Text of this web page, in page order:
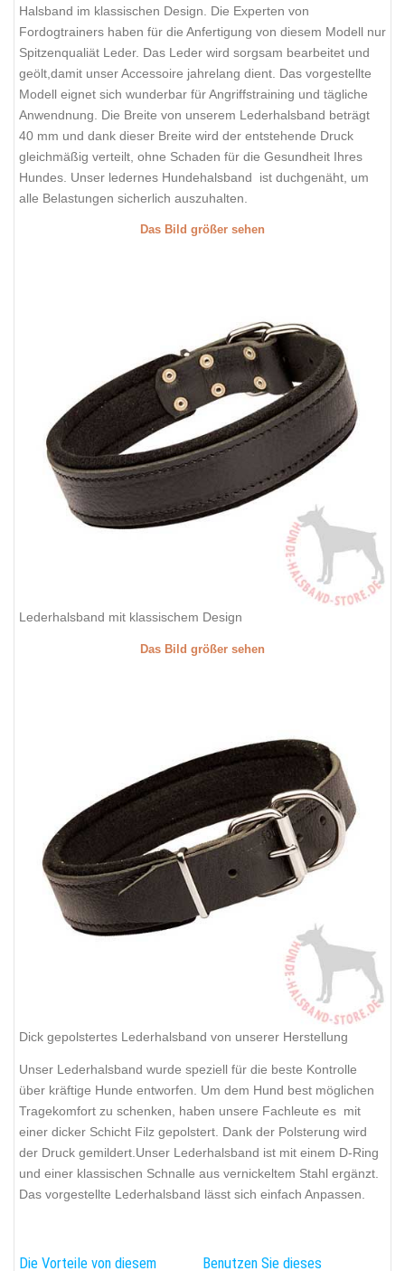
Halsband im klassischen Design. Die Experten von
Fordogtrainers haben für die Anfertigung von diesem Modell nur
Spitzenqualiät Leder. Das Leder wird sorgsam bearbeitet und
geölt,damit unser Accessoire jahrelang dient. Das vorgestellte
Modell eignet sich wunderbar für Angriffstraining und tägliche
Anwendnung. Die Breite von unserem Lederhalsband beträgt
40 mm und dank dieser Breite wird der entstehende Druck
gleichmäßig verteilt, ohne Schaden für die Gesundheit Ihres
Hundes. Unser ledernes Hundehalsband ist duchgenäht, um
alle Belastungen sicherlich auszuhalten.
Das Bild größer sehen
Lederhalsband mit klassischem Design
Das Bild größer sehen
Dick gepolstertes Lederhalsband von unserer Herstellung
Unser Lederhalsband wurde speziell für die beste Kontrolle
über kräftige Hunde entworfen. Um dem Hund best möglichen
Tragekomfort zu schenken, haben unsere Fachleute es mit
einer dicker Schicht Filz gepolstert. Dank der Polsterung wird
der Druck gemildert.Unser Lederhalsband ist mit einem D-Ring
und einer klassischen Schnalle aus vernickeltem Stahl ergänzt.
Das vorgestellte Lederhalsband lässt sich einfach Anpassen.
Die Vorteile von diesem Benutzen Sie dieses